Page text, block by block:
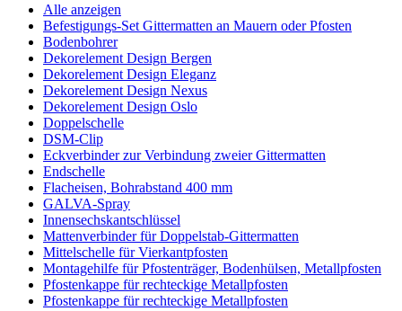
Alle anzeigen
Befestigungs-Set Gittermatten an Mauern oder Pfosten
Bodenbohrer
Dekorelement Design Bergen
Dekorelement Design Eleganz
Dekorelement Design Nexus
Dekorelement Design Oslo
Doppelschelle
DSM-Clip
Eckverbinder zur Verbindung zweier Gittermatten
Endschelle
Flacheisen, Bohrabstand 400 mm
GALVA-Spray
Innensechskantschlüssel
Mattenverbinder für Doppelstab-Gittermatten
Mittelschelle für Vierkantpfosten
Montagehilfe für Pfostenträger, Bodenhülsen, Metallpfosten
Pfostenkappe für rechteckige Metallpfosten
Pfostenkappe für rechteckige Metallpfosten